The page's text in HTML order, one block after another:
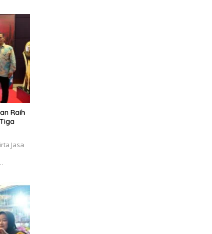
Raih
Jasa